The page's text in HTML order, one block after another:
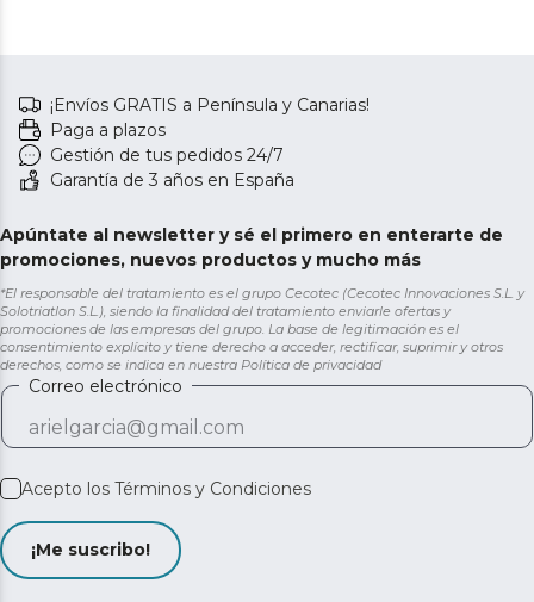
¡Envíos GRATIS a Península y Canarias!
Paga a plazos
Gestión de tus pedidos 24/7
Garantía de 3 años en España
Apúntate al newsletter y sé el primero en enterarte de
promociones, nuevos productos y mucho más
*El responsable del tratamiento es el grupo Cecotec (Cecotec Innovaciones S.L. y
Solotriatlon S.L.), siendo la finalidad del tratamiento enviarle ofertas y
promociones de las empresas del grupo. La base de legitimación es el
consentimiento explícito y tiene derecho a acceder, rectificar, suprimir y otros
derechos, como se indica en nuestra Política de privacidad
Correo electrónico
Acepto los Términos y Condiciones
¡Me suscribo!